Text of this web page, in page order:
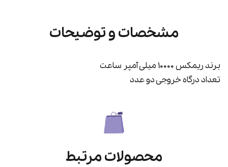
مشخصات و توضیحات
برند ریمکس 10000 میلی آمپر ساعت
تعداد درگاه خروجی دو عدد
محصولات مرتبط